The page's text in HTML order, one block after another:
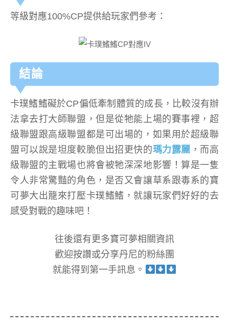
等級對應100%CP提供給玩家們參考：
結論
卡璞鰭鰭礙於CP偏低牽制體質的成長，比較沒有辦
法拿去打大師聯盟，但是從牠能上場的賽事裡，超
級聯盟跟高級聯盟都是可出場的，如果用於超級聯
盟可以說是坦度較脆但出招更快的瑪力露麗 ，而高
級聯盟的主戰場也將會被牠深深地影響！算是一隻
令人非常驚豔的角色，是否又會讓草系跟毒系的寶
可夢大出籠來打壓卡璞鰭鰭，就讓玩家們好好的去
感受對戰的趣味吧！
往後還有更多寶可夢相關資訊
歡迎按讚或分享丹尼的粉絲團
就能得到第一手訊息。